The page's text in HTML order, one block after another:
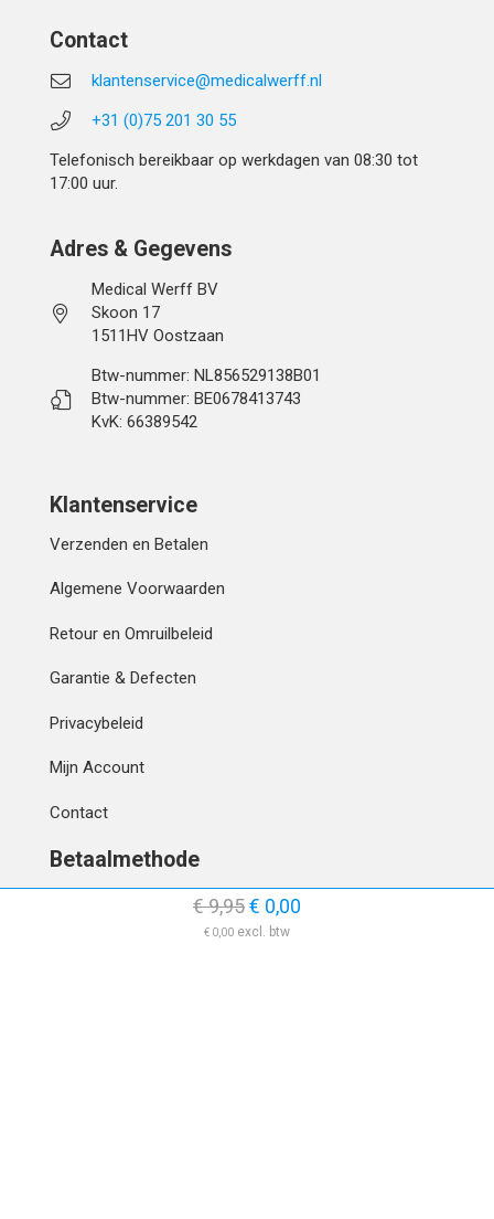
€9,95€ 0,00
€ 0,00
Contact
klantenservice@medicalwerff.nl
+31 (0)75 201 30 55
Telefonisch bereikbaar op werkdagen van 08:30 tot
17:00 uur.
Adres & Gegevens
Medical Werff BV
Skoon 17
1511HV Oostzaan
Btw-nummer: NL856529138B01
Btw-nummer: BE0678413743
KvK: 66389542
Klantenservice
Verzenden en Betalen
Algemene Voorwaarden
Retour en Omruilbeleid
Garantie & Defecten
Privacybeleid
Mijn Account
Contact
Betaalmethode